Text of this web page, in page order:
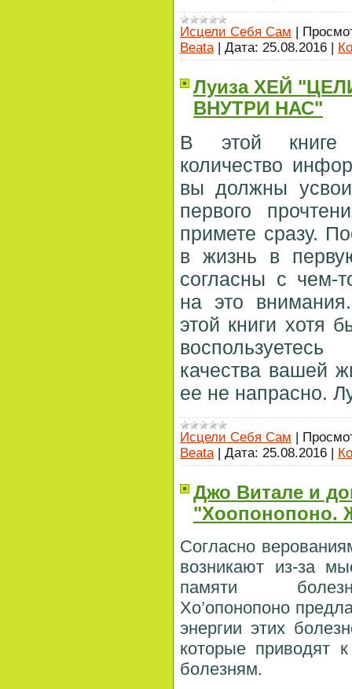
Исцели Себя Сам |
Beata | Дата: 25.08.2016 |
Луиза ХЕЙ
ВНУТРИ НАС"
В этой книге
количество
вы должны
первого
примете сразу.
в жизнь в
согласны с чем-
на это
этой книги хотя
качества вашей
ее не напрасно.
Исцели Себя Сам |
Beata | Дата: 25.08.2016 |
Джо Витале и
"Хоопонопоно.
Согласно
возникают из-за
памяти
Хо’опонопоно
энергии этих
которые приводят
болезням.